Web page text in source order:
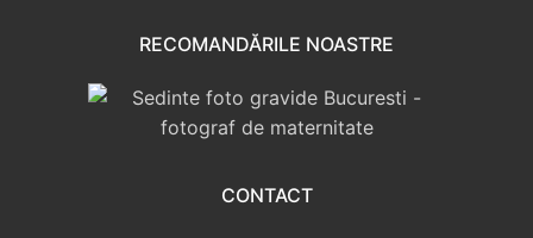
RECOMANDĂRILE NOASTRE
CONTACT